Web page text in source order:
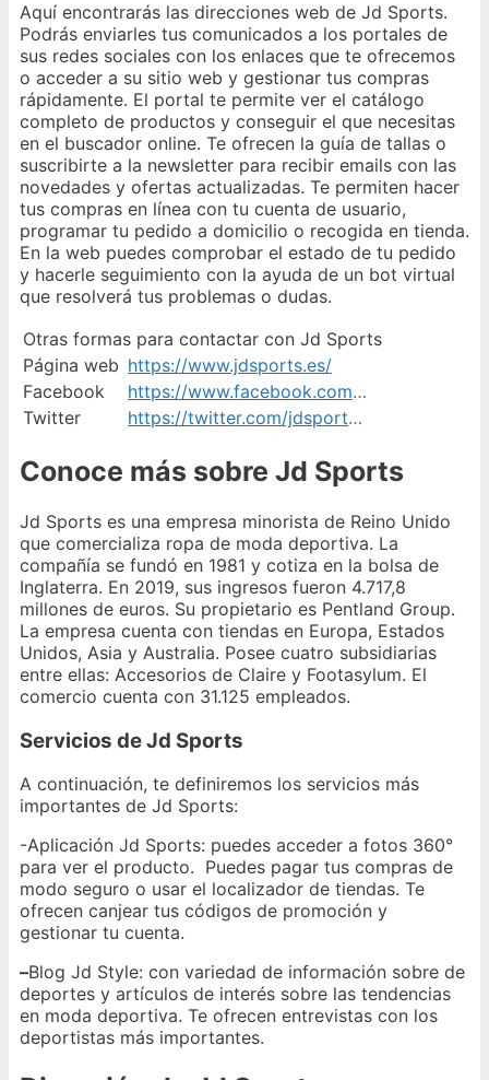
Aquí encontrarás las direcciones web de Jd Sports.
Podrás enviarles tus comunicados a los portales de
sus redes sociales con los enlaces que te ofrecemos
o acceder a su sitio web y gestionar tus compras
rápidamente. El portal te permite ver el catálogo
completo de productos y conseguir el que necesitas
en el buscador online. Te ofrecen la guía de tallas o
suscribirte a la newsletter para recibir emails con las
novedades y ofertas actualizadas. Te permiten hacer
tus compras en línea con tu cuenta de usuario,
programar tu pedido a domicilio o recogida en tienda.
En la web puedes comprobar el estado de tu pedido
y hacerle seguimiento con la ayuda de un bot virtual
que resolverá tus problemas o dudas.
Otras formas para contactar con Jd Sports
Página web https://www.jdsports.es/
Facebook
https://www.facebook.com/jdsports.es/
Twitter
https://twitter.com/jdsportses
Conoce más sobre Jd Sports
Jd Sports es una empresa minorista de Reino Unido
que comercializa ropa de moda deportiva. La
compañía se fundó en 1981 y cotiza en la bolsa de
Inglaterra. En 2019, sus ingresos fueron 4.717,8
millones de euros. Su propietario es Pentland Group.
La empresa cuenta con tiendas en Europa, Estados
Unidos, Asia y Australia. Posee cuatro subsidiarias
entre ellas: Accesorios de Claire y Footasylum. El
comercio cuenta con 31.125 empleados.
Servicios de Jd Sports
A continuación, te definiremos los servicios más
importantes de Jd Sports:
-Aplicación Jd Sports: puedes acceder a fotos 360°
para ver el producto. Puedes pagar tus compras de
modo seguro o usar el localizador de tiendas. Te
ofrecen canjear tus códigos de promoción y
gestionar tu cuenta.
–Blog Jd Style: con variedad de información sobre de
deportes y artículos de interés sobre las tendencias
en moda deportiva. Te ofrecen entrevistas con los
deportistas más importantes.